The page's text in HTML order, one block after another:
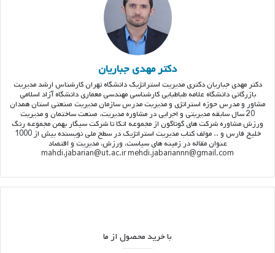
دکتر مهدی جباریان
دکتر مهدی جباریان دکتری مدیریت استراتژیک دانشگاه تهران کارشناس ارشد مدیریت
بازرگانی دانشگاه علامه طباطبایی کارشناسی مهندسی معماری دانشگاه آزاد اسلامی
مشاور و مدرس حوزه استراتژی و مدیریت مدرس سازمان مدیریت صنعتی استان همدان
20 سال سابقه مدیریتی و اجرایی در مشاوره مدیریت، صنعت ساختمان و مدیریت
ورزش مشاوره شرکت های گوناگون از مجموعه اتکا تا شرکت سیگار بهمن مجموعه رنگ
خلیج فارس و .. مولف کتاب مدیریت استراتژیک در سطح ملی نویسنده بیش از 1000
عنوان مقاله در زمینه های سیاست، ورزش، مدیریت و اقتصاد
mahdi.jabarian@ut.ac.ir mehdi.jabariannn@gmail.com
با خرید محصول از ما